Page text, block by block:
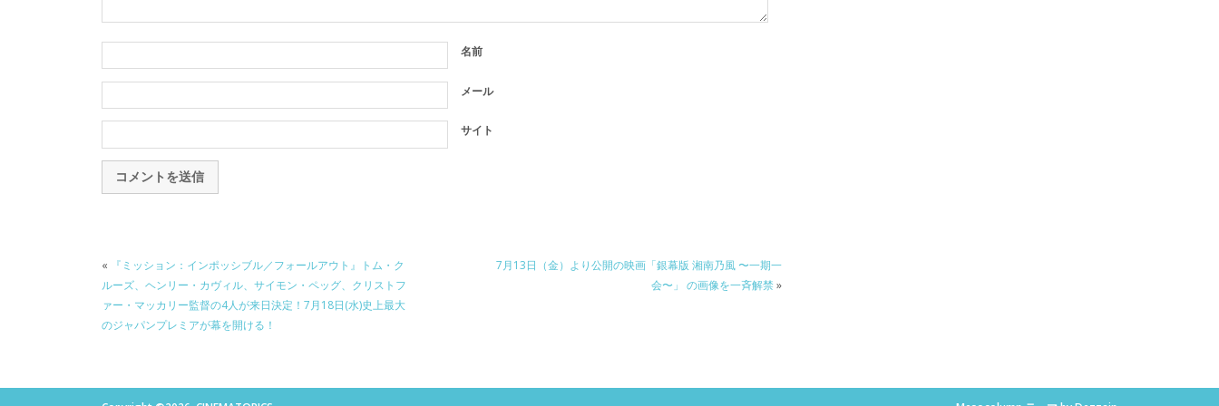
名前
メール
サイト
«
『ミッション：インポッシブル／フォールアウト』トム・ク
ルーズ、ヘンリー・カヴィル、サイモン・ペッグ、クリストフ
ァー・マッカリー監督の4人が来日決定！7月18日(水)史上最大
のジャパンプレミアが幕を開ける！
7月13日（金）より公開の映画「銀幕版 湘南乃風 〜一期一
会〜」 の画像を一斉解禁»